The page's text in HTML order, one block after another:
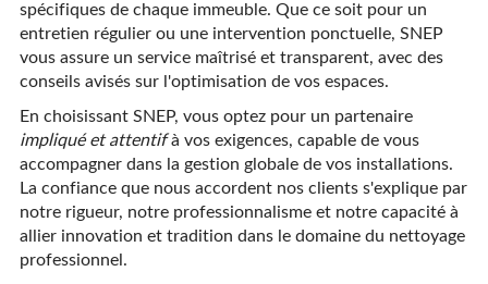
spécifiques de chaque immeuble. Que ce soit pour un
entretien régulier ou une intervention ponctuelle, SNEP
vous assure un service maîtrisé et transparent, avec des
conseils avisés sur l'optimisation de vos espaces.
En choisissant SNEP, vous optez pour un partenaire
impliqué et attentifà vos exigences, capable de vous
accompagner dans la gestion globale de vos installations.
La confiance que nous accordent nos clients s'explique par
notre rigueur, notre professionnalisme et notre capacité à
allier innovation et tradition dans le domaine du nettoyage
professionnel.